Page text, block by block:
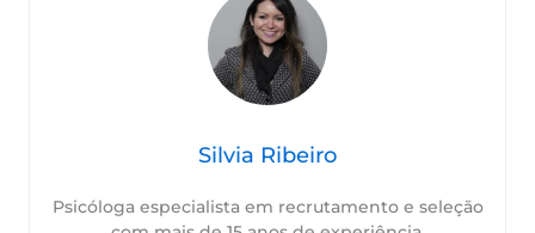
Silvia Ribeiro
Psicóloga especialista em recrutamento e seleção